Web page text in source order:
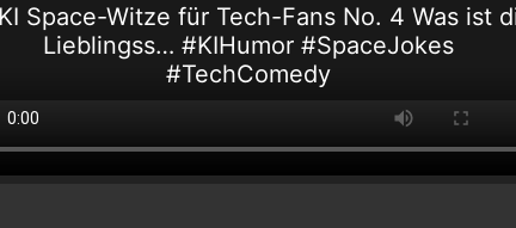
KI Space-Witze für Tech-Fans No. 4 Was ist
Lieblingss… #KIHumor #SpaceJokes
#TechComedy